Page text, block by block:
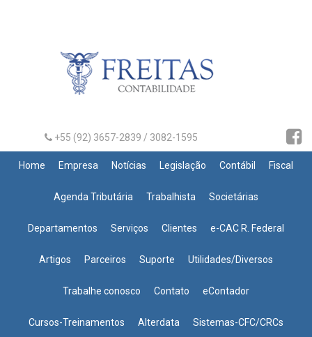
+55 (92) 3657-2839 / 3082-1595
Home Empresa Notícias Legislação Contábil Fiscal
Agenda Tributária Trabalhista Societárias
Departamentos Serviços Clientes e-CAC R. Federal
Artigos Parceiros Suporte Utilidades/Diversos
Trabalhe conosco Contato eContador
Cursos-Treinamentos Alterdata Sistemas-CFC/CRCs